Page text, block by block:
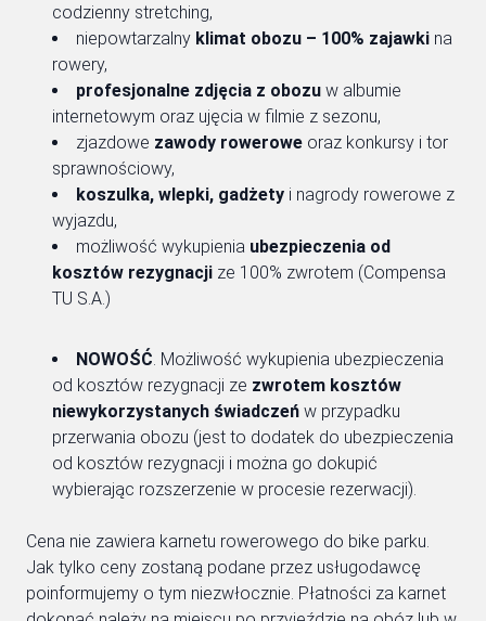
codzienny stretching,
niepowtarzalny klimat obozu – 100% zajawki na
rowery,
profesjonalne zdjęcia z obozu w albumie
internetowym oraz ujęcia w filmie z sezonu,
zjazdowe zawody rowerowe oraz konkursy i tor
sprawnościowy,
koszulka, wlepki, gadżety i nagrody rowerowe z
wyjazdu,
możliwość wykupienia ubezpieczenia od
kosztów rezygnacji ze 100% zwrotem (Compensa
TU S.A.)
NOWOŚĆ. Możliwość wykupienia ubezpieczenia
od kosztów rezygnacji ze zwrotem kosztów
niewykorzystanych świadczeń w przypadku
przerwania obozu (jest to dodatek do ubezpieczenia
od kosztów rezygnacji i można go dokupić
wybierając rozszerzenie w procesie rezerwacji).
Cena nie zawiera karnetu rowerowego do bike parku.
Jak tylko ceny zostaną podane przez usługodawcę
poinformujemy o tym niezwłocznie. Płatności za karnet